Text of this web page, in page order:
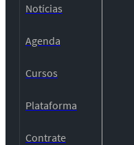
Notícias
Agenda
Cursos
Plataforma
Contrate